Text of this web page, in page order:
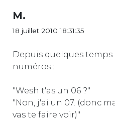
M.
18 juillet 2010 18:31:35
Depuis quelques
numéros :
"Wesh t'as un 06 ?"
"Non, j'ai un 07. (donc
vas te faire voir)"